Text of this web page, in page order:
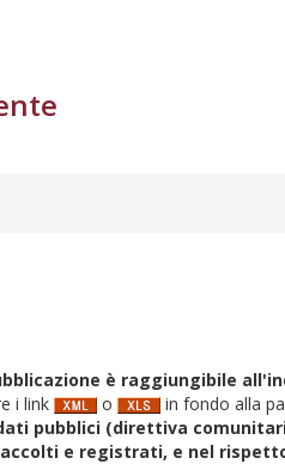
è raggiungibile
i link
o in fondo alla
pubblici (direttiva
e registrati, e nel